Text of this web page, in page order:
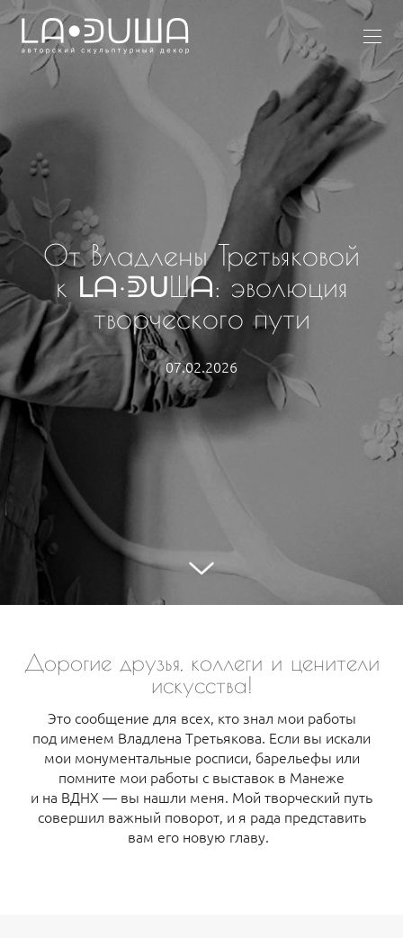
От Владлены Третьяковой
к ᒪᗩ•ᕲᑌШᗩ: эволюция
творческого пути
07.02.2026
Дорогие друзья, коллеги и ценители
искусства!
Это сообщение для всех, кто знал мои работы
под именем Владлена Третьякова. Если вы искали
мои монументальные росписи, барельефы или
помните мои работы с выставок в Манеже
и на ВДНХ — вы нашли меня. Мой творческий путь
совершил важный поворот, и я рада представить
вам его новую главу.